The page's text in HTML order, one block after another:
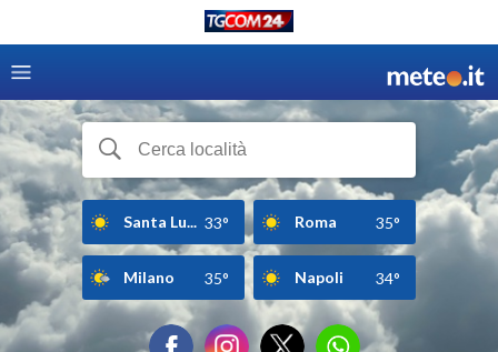
Santa Lu... 33° Roma 35°
Milano 35° Napoli 34°